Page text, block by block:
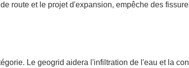
route et le projet d'expansion, empêche des
Le geogrid aidera l'infiltration de l'eau et la